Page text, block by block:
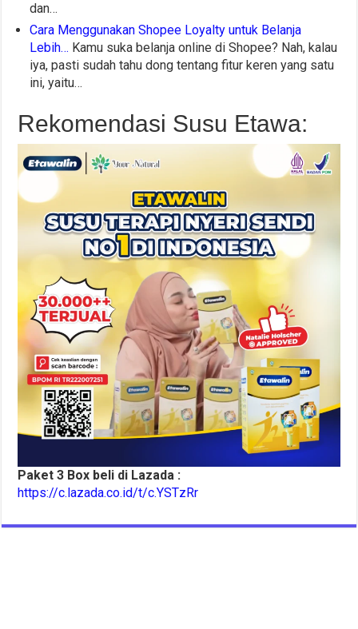
dan…
Cara Menggunakan Shopee Loyalty untuk Belanja
Lebih… Kamu suka belanja online di Shopee? Nah, kalau
iya, pasti sudah tahu dong tentang fitur keren yang satu
ini, yaitu…
Rekomendasi Susu Etawa:
Paket 3 Box beli di Lazada :
https://c.lazada.co.id/t/c.YSTzRr